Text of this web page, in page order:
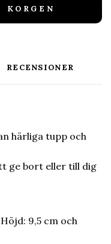
KORGEN
RECENSIONER
härliga tupp och
ge bort eller till dig
9,5 cm och